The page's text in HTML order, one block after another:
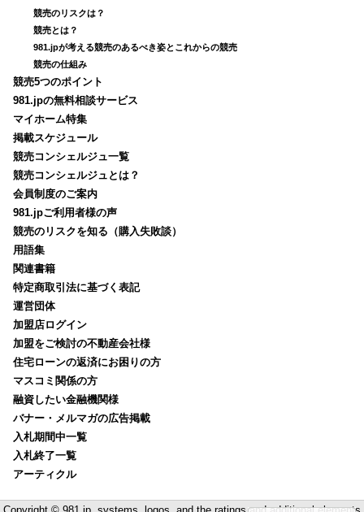
競売のリスクは？
競売とは？
981.jpが考える競売のあるべき姿とこれからの競売
競売の仕組み
競売5つのポイント
981.jpの無料相談サービス
マイホーム特集
掲載スケジュール
競売コンシェルジュ一覧
競売コンシェルジュとは？
会員制度のご案内
981.jpご利用者様の声
競売のリスクを知る（購入失敗談）
用語集
関連書籍
特定商取引法に基づく表記
運営団体
加盟店ログイン
加盟をご検討の不動産会社様
住宅ローンの返済にお困りの方
マスコミ関係の方
融資したい金融機関様
バナー・メルマガの広告掲載
入札期間中一覧
入札終了一覧
アーティクル